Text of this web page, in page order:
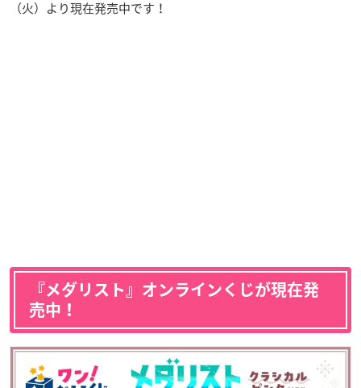
（火）より現在発売中です！
『メダリスト』オンラインくじが現在発
売中！